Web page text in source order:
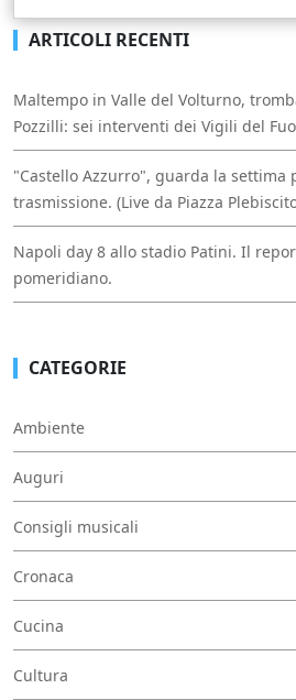
ARTICOLI RECENTI
Maltempo in Valle del Volturno,
Pozzilli: sei interventi dei Vigili del
"Castello Azzurro", guarda la settima
trasmissione. (Live da Piazza
Napoli day 8 allo stadio Patini. Il
pomeridiano.
CATEGORIE
Ambiente
Auguri
Consigli musicali
Cronaca
Cucina
Cultura